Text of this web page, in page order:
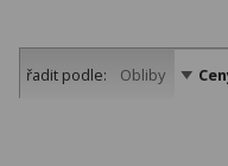
řadit podle: Obliby